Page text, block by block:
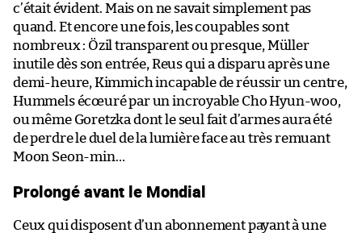
c’était évident. Mais on ne savait simplement pas
quand. Et encore une fois, les coupables sont
nombreux : Özil transparent ou presque, Müller
inutile dès son entrée, Reus qui a disparu après une
demi-heure, Kimmich incapable de réussir un centre,
Hummels écœuré par un incroyable Cho Hyun-woo,
ou même Goretzka dont le seul fait d’armes aura été
de perdre le duel de la lumière face au très remuant
Moon Seon-min…
Prolongé avant le Mondial
Ceux qui disposent d’un abonnement payant à une